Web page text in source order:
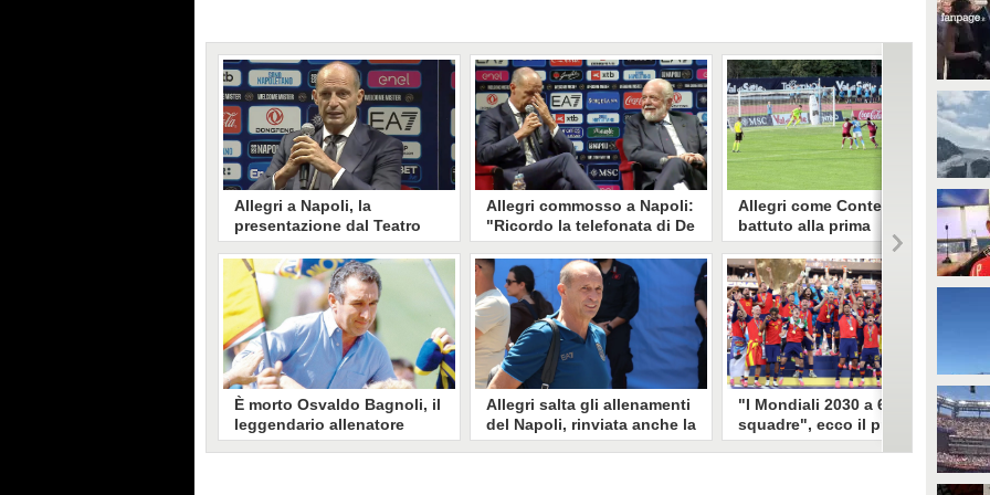
Allegri a Napoli, la
presentazione dal Teatro
San Carlo: "Il mercato?
Devo valutare la rosa"
La conferenza di presentazione
del nuovo allenatore azzurro Max
Allegri a Napoli dal San Carlo.
È morto Osvaldo Bagnoli, il
leggendario allenatore
dello scudetto dei miracoli
Allegri commosso a Napoli:
"Ricordo la telefonata di De
Laurentiis a mezzanotte
quando ero alla Juve"
Durante la conferenza di
presentazione da allenatore del
Napoli, c'è stato un momento di
commozione per l'allenatore
partenopeo Massimiliano Allegri.
Allegri salta gli allenamenti
del Napoli, rinviata anche la
presentazione ai tifosi:
Allegri come Conte, Napoli
battuto alla prima
amichevole contro l'Arezzo:
critiche social a Meret
La prima uscita stagionale a
Dimaro ha visto gli azzurri di Max
Allegri sconfitti dall'Arezzo per 3-
1, come accadde la scorsa estate a
Conte. Un'incertezza di Meret, che
si è alternato a Milinkovic-Savic e
Contini, sul primo gol dei toscani
"I Mondiali 2030 a 64
squadre", ecco il primo
annuncio sulla prossima